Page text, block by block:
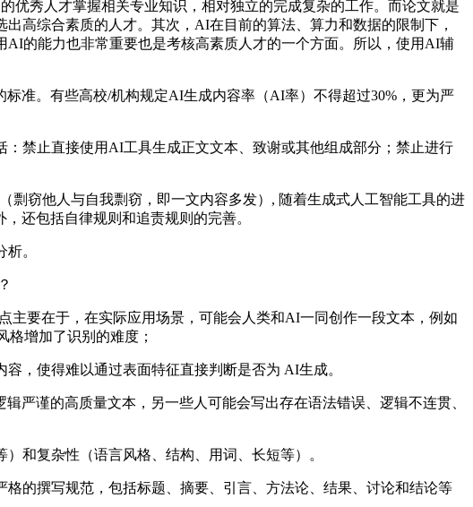
秀人才掌握相关专业知识，相对独立的完成复杂的工作。而论文就是
高综合素质的人才。其次，AI在目前的算法、算力和数据的限制下，
的能力也非常重要也是考核高素质人才的一个方面。所以，使用AI辅
准。有些高校/机构规定AI生成内容率（AI率）不得超过30%，更为严
禁止直接使用AI工具生成正文文本、致谢或其他组成部分；禁止进行
窃他人与自我剽窃，即一文内容多发）, 随着生成式人工智能工具的进
还包括自律规则和追责规则的完善。
。
要在于，在实际应用场景，可能会人类和AI一同创作一段文本，例如
增加了识别的难度；
，使得难以通过表面特征直接判断是否为 AI生成。
谨的高质量文本，另一些人可能会写出存在语法错误、逻辑不连贯、
和复杂性（语言风格、结构、用词、长短等）。
的撰写规范，包括标题、摘要、引言、方法论、结果、讨论和结论等